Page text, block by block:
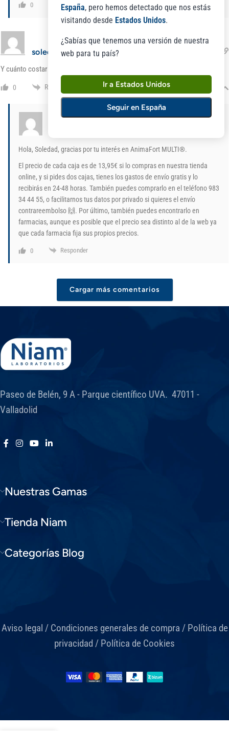
0 Responder
soledad viernes, 31 de marzo de 2023 15:42
Y cuánto costaría???
0 Responder
Laboratorios Niam Admin
Hola, Soledad, gracias por tu interés en AnimaFort MULTI®.
El precio de cada caja es de 13,95€ si lo compras en nuestra tienda
online, y si pides dos cajas, tienes los gastos de envío gratis y lo
recibirás en 24-48 horas. También puedes comprarlo en el teléfono 983
34 44 55, o facilitarnos tus datos por privado si quieres el envío
contrareembolso 🙌. Por último, también puedes encontrarlo en
farmacias, aunque es posible que el precio sea distinto al de la web ya
que cada farmacia fija sus propios precios.
0 Responder
Cargar más comentarios
Paseo de Belén, 9 A - Parque científico UVA. 47011 -
Valladolid
Nuestras Gamas
Tienda Niam
Categorías Blog
Aviso legal / Condiciones generales de compra / Política de
privacidad / Política de Cookies
España, pero hemos detectado que nos estás
visitando desde Estados Unidos.
¿Sabías que tenemos una versión de nuestra
web para tu país?
Ir a Estados Unidos
Seguir en España